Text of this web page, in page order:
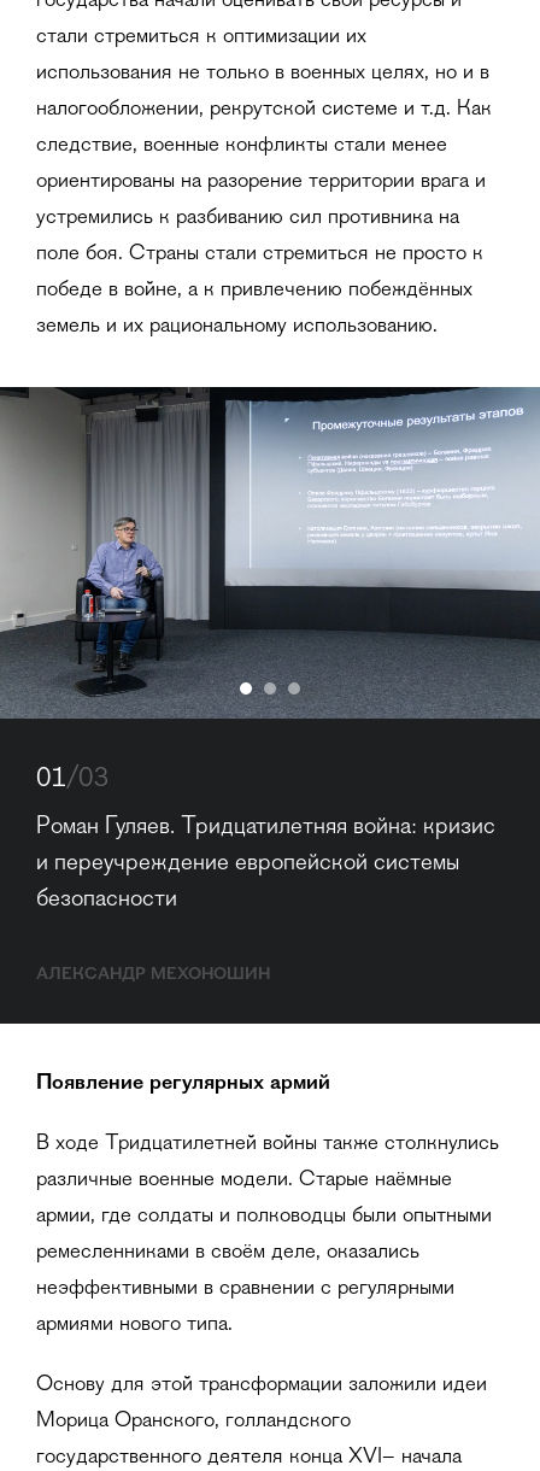
стали стремиться к оптимизации их
использования не только в военных целях, но и в
налогообложении, рекрутской системе и т.д. Как
следствие, военные конфликты стали менее
ориентированы на разорение территории врага и
устремились к разбиванию сил противника на
поле боя. Страны стали стремиться не просто к
победе в войне, а к привлечению побеждённых
земель и их рациональному использованию.
01/03
Роман Гуляев. Тридцатилетняя война: кризис
и переучреждение европейской системы
безопасности
АЛЕКСАНДР МЕХОНОШИН
Появление регулярных армий
В ходе Тридцатилетней войны также столкнулись
различные военные модели. Старые наёмные
армии, где солдаты и полководцы были опытными
ремесленниками в своём деле, оказались
неэффективными в сравнении с регулярными
армиями нового типа.
Основу для этой трансформации заложили идеи
Морица Оранского, голландского
государственного деятеля конца XVI– начала